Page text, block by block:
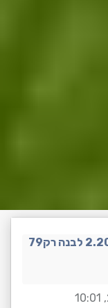
מבצע השבוע שמיכת פוך זוגית 2.00 / 2.20 לבנה רק79